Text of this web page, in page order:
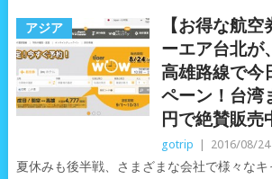
アジア
【お得な航
ーエア台北が
高雄路線で今
ペーン！台湾
円で絶賛販売
gotrip 2016/08/24
夏休みも後半戦、さまざまな会社で様々なキ